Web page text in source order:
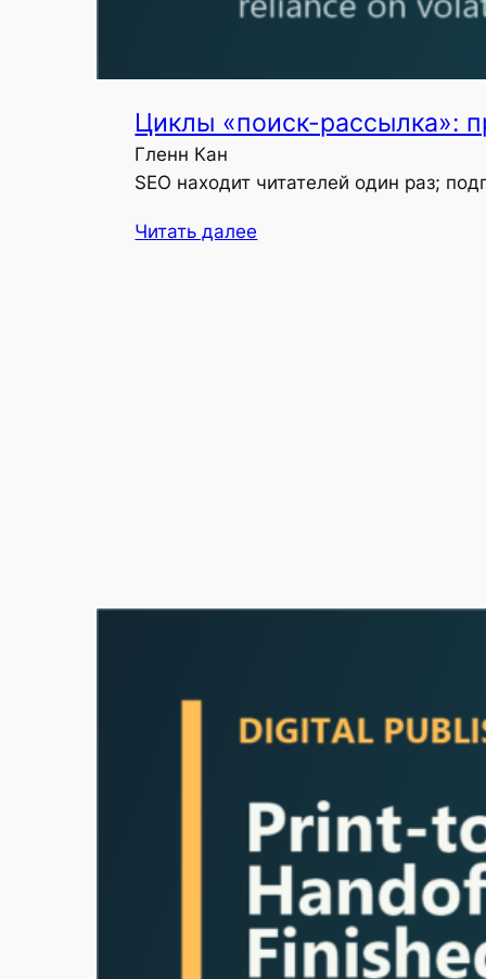
Циклы «поиск-рассылка»:
Гленн Кан
SEO находит читателей один раз;
Читать далее